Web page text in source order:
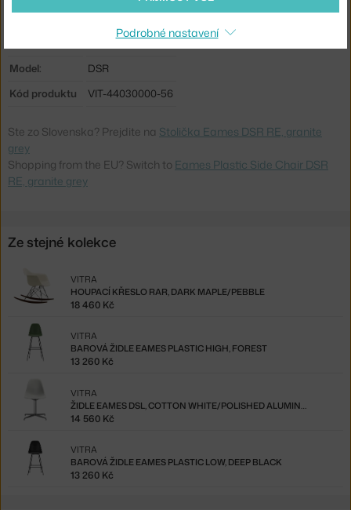
Model:
DSR
Kód produktu
VIT-44030000-56
Ste zo Slovenska? Prejdite na Stolička Eames DSR RE, granite
grey
Shopping from the EU? Switch to Eames Plastic Side Chair DSR
RE, granite grey
Ze stejné kolekce
HOUPACÍ KŘESLO RAR, DARK MAPLE/PEBBLE
VITRA
18 460 Kč
BAROVÁ ŽIDLE EAMES PLASTIC HIGH, FOREST
VITRA
13 260 Kč
ŽIDLE EAMES DSL, COTTON WHITE/POLISHED ALUMINUM
VITRA
14 560 Kč
BAROVÁ ŽIDLE EAMES PLASTIC LOW, DEEP BLACK
VITRA
13 260 Kč
Podrobné nastavení